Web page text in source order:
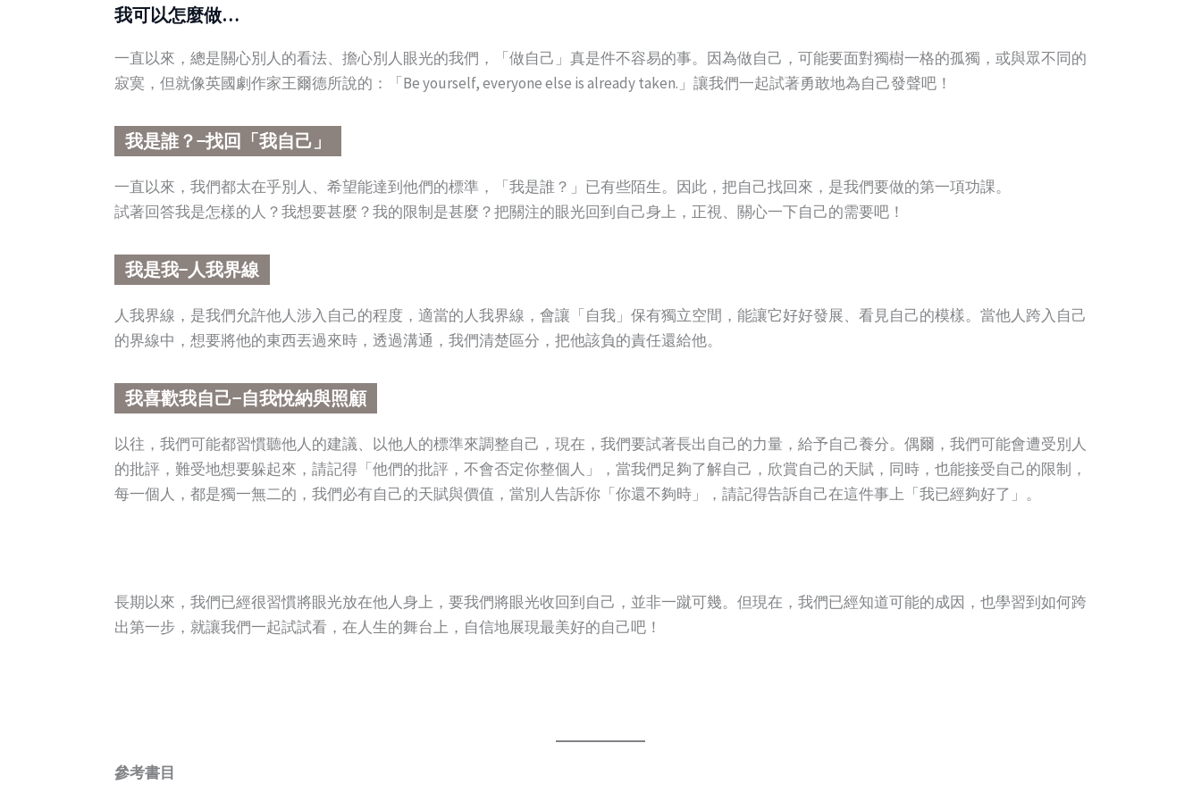
我可以怎麼做…
一直以來，總是關心別人的看法、擔心別人眼光的我們，「做自己」真是件不容易的事。因為做自己，可能要面對獨樹一格的孤獨，或與眾不同的
寂寞，但就像英國劇作家王爾德所說的：「Be yourself, everyone else is already taken.」讓我們一起試著勇敢地為自己發聲吧！
我是誰？−找回「我自己」
一直以來，我們都太在乎別人、希望能達到他們的標準，「我是誰？」已有些陌生。因此，把自己找回來，是我們要做的第一項功課。
試著回答我是怎樣的人？我想要甚麼？我的限制是甚麼？把關注的眼光回到自己身上，正視、關心一下自己的需要吧！
我是我−人我界線
人我界線，是我們允許他人涉入自己的程度，適當的人我界線，會讓「自我」保有獨立空間，能讓它好好發展、看見自己的模樣。當他人跨入自己
的界線中，想要將他的東西丟過來時，透過溝通，我們清楚區分，把他該負的責任還給他。
我喜歡我自己−自我悅納與照顧
以往，我們可能都習慣聽他人的建議、以他人的標準來調整自己，現在，我們要試著長出自己的力量，給予自己養分。偶爾，我們可能會遭受別人
的批評，難受地想要躲起來，請記得「他們的批評，不會否定你整個人」，當我們足夠了解自己，欣賞自己的天賦，同時，也能接受自己的限制，
每一個人，都是獨一無二的，我們必有自己的天賦與價值，當別人告訴你「你還不夠時」，請記得告訴自己在這件事上「我已經夠好了」。
長期以來，我們已經很習慣將眼光放在他人身上，要我們將眼光收回到自己，並非一蹴可幾。但現在，我們已經知道可能的成因，也學習到如何跨
出第一步，就讓我們一起試試看，在人生的舞台上，自信地展現最美好的自己吧！
參考書目